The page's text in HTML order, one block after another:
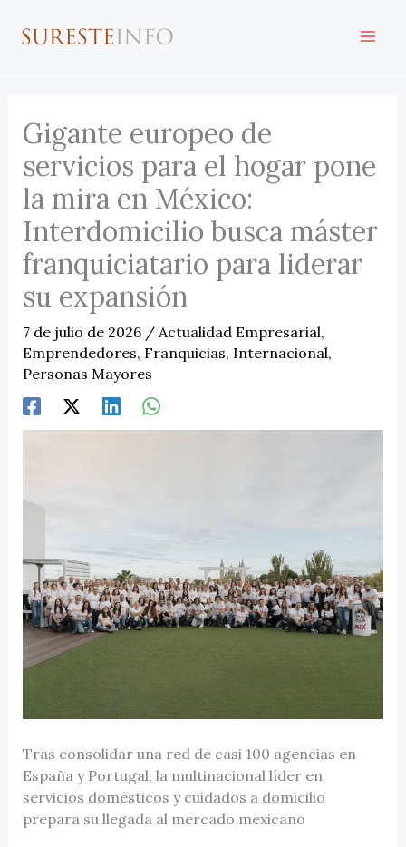
Gigante europeo de
servicios para el hogar pone
la mira en México:
Interdomicilio busca máster
franquiciatario para liderar
su expansión
7 de julio de 2026 / Actualidad Empresarial,
Emprendedores, Franquicias, Internacional,
Personas Mayores
Tras consolidar una red de casi 100 agencias en
España y Portugal, la multinacional líder en
servicios domésticos y cuidados a domicilio
prepara su llegada al mercado mexicano